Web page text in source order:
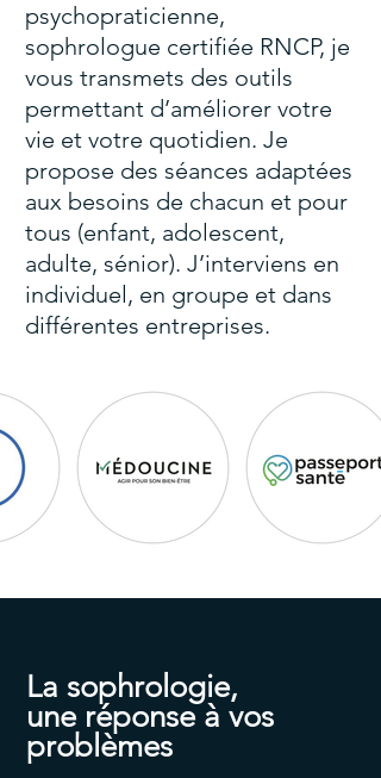
psychopraticienne,
sophrologue certifiée RNCP, je
vous transmets des outils
permettant d’améliorer votre
vie et votre quotidien. Je
propose des séances adaptées
aux besoins de chacun et pour
tous (enfant, adolescent,
adulte, sénior). J’interviens en
individuel, en groupe et dans
différentes entreprises.
La sophrologie,
une réponse à vos
problèmes